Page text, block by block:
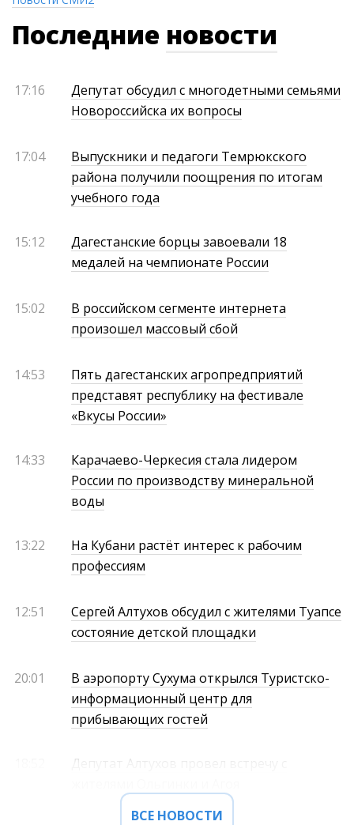
Последние новости
17:16
Депутат обсудил с многодетными семьями
Новороссийска их вопросы
17:04
Выпускники и педагоги Темрюкского
района получили поощрения по итогам
учебного года
15:12
Дагестанские борцы завоевали 18
медалей на чемпионате России
15:02
В российском сегменте интернета
произошел массовый сбой
14:53
Пять дагестанских агропредприятий
представят республику на фестивале
«Вкусы России»
14:33
Карачаево-Черкесия стала лидером
России по производству минеральной
воды
13:22
На Кубани растёт интерес к рабочим
профессиям
12:51
Сергей Алтухов обсудил с жителями Туапсе
состояние детской площадки
20:01
В аэропорту Сухума открылся Туристско-
информационный центр для
прибывающих гостей
Депутат Алтухов провел встречу с
ВСЕ НОВОСТИ